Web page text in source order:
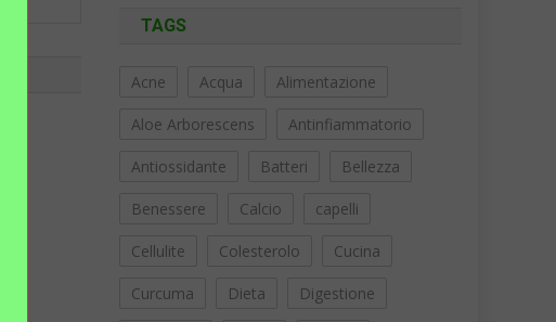
TAGS
Acne Acqua Alimentazione
Aloe Arborescens Antinfiammatorio
Antiossidante Batteri Bellezza
Benessere Calcio capelli
Cellulite Colesterolo Cucina
Curcuma Dieta Digestione